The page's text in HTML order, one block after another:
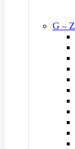
G – Z